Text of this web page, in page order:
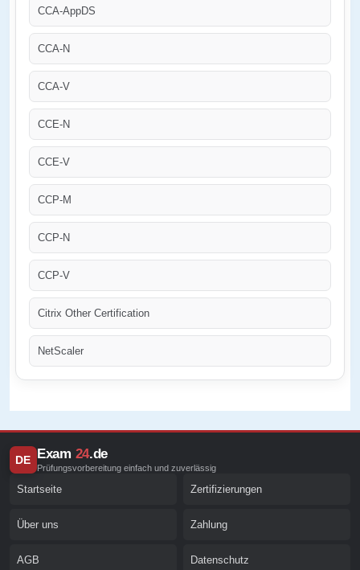
CCA-AppDS
CCA-N
CCA-V
CCE-N
CCE-V
CCP-M
CCP-N
CCP-V
Citrix Other Certification
NetScaler
DE Exam 24.de
Prüfungsvorbereitung einfach und zuverlässig
Startseite Zertifizierungen
Über uns Zahlung
AGB Datenschutz